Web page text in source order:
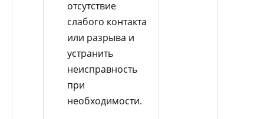
отсутствие
слабого контакта
или разрыва и
устранить
неисправность
при
необходимости.